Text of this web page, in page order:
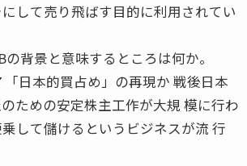
して売り飛ばす目的に利用されてい
背景と意味するところは何か。
「日本的買占め」の再現か 戦後日本
ための安定株主工作が大規 模に行わ
して儲けるというビジネスが流 行